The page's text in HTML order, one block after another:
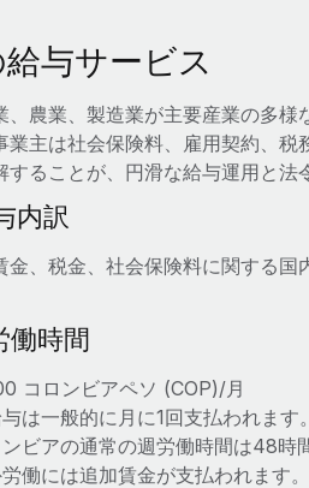
与サービス
農業、製造業が主要産業の多
主は社会保険料、雇用契約、
ることが、円滑な給与運用と法
内訳
金、税金、社会保険料に関する
働時間
コロンビアペソ (COP)/月
は一般的に月に1回支払われます。
ビアの通常の週労働時間は48時
働には追加賃金が支払われます